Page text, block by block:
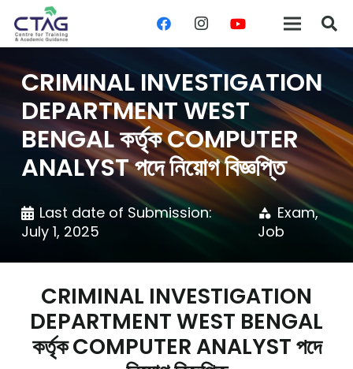
CRIMINAL INVESTIGATION
DEPARTMENT WEST
BENGAL কর্তৃক COMPUTER
ANALYST পদে নিয়োগ বিজ্ঞপ্তি
Last date of Submission:
July 1, 2025
category Exam,
Job
CRIMINAL INVESTIGATION
DEPARTMENT WEST BENGAL
কর্তৃক COMPUTER ANALYST পদে